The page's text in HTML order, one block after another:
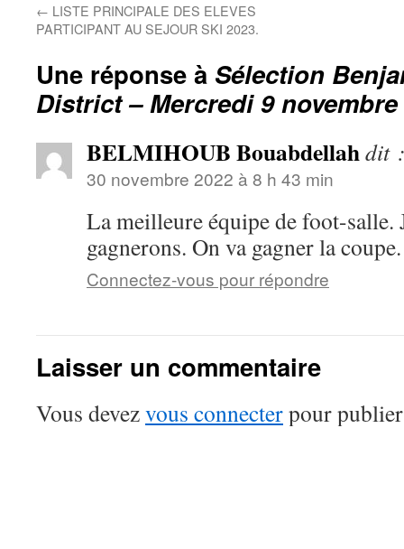
← LISTE PRINCIPALE DES ELEVES
PARTICIPANT AU SEJOUR SKI 2023.
Une réponse à Sélection
District – Mercredi 9 novembre
BELMIHOUB Bouabdellahdit
30 novembre 2022 à 8 h 43 min
La meilleure équipe de foot-salle.
gagnerons. On va gagner la coupe.
Connectez-vous pour répondre
Laisser un commentaire
Vous devezvous connecterpour